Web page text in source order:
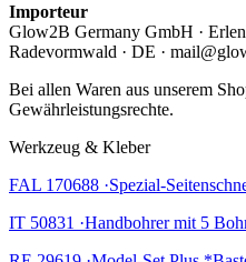
Importeur
Glow2B Germany GmbH ·
Radevormwald · DE ·
Bei allen Waren aus unserem
Gewährleistungsrechte.
Werkzeug & Kleber
FAL 170688 ·Spezial-
IT 50831 ·Handbohrer mit 5